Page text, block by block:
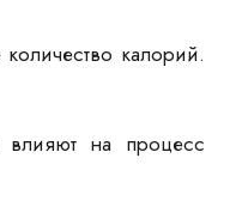
калорий.
влияют на процесс